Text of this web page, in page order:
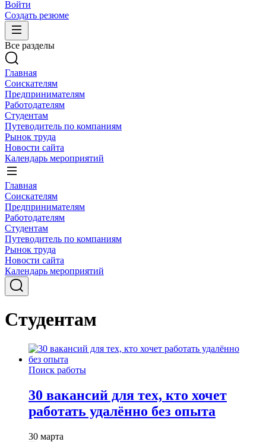
Войти
Создать резюме
Все разделы
Главная
Соискателям
Предпринимателям
Работодателям
Студентам
Путеводитель по компаниям
Рынок труда
Новости сайта
Календарь мероприятий
Главная
Соискателям
Предпринимателям
Работодателям
Студентам
Путеводитель по компаниям
Рынок труда
Новости сайта
Календарь мероприятий
Студентам
Поиск работы
30 вакансий для тех, кто хочет
работать удалённо без опыта
30 марта